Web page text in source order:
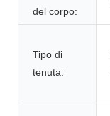
del corpo:
Tipo di
tenuta: